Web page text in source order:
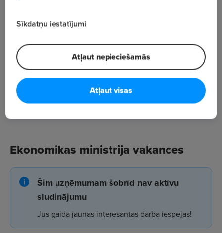
Ekonomikas ministrija vakances
Šim uzņēmumam šobrīd nav aktīvu
sludinājumu
Jūs gaida jaunas interesantas darba iespējas!
Sīkdatņu iestatījumi
Atļaut nepieciešamās
Atļaut visas